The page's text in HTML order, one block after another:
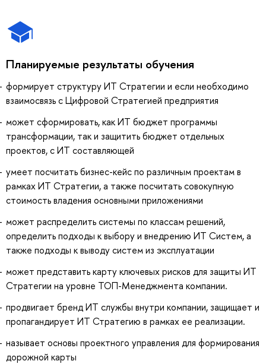
Планируемые результаты обучения
формирует структуру ИТ Стратегии и если необходимо
взаимосвязь с Цифровой Стратегией предприятия
может сформировать, как ИТ бюджет программы
трансформации, так и защитить бюджет отдельных
проектов, с ИТ составляющей
умеет посчитать бизнес-кейс по различным проектам в
рамках ИТ Стратегии, а также посчитать совокупную
стоимость владения основными приложениями
может распределить системы по классам решений,
определить подходы к выбору и внедрению ИТ Систем, а
также подходы к выводу систем из эксплуатации
может представить карту ключевых рисков для защиты ИТ
Стратегии на уровне ТОП-Менеджмента компании.
продвигает бренд ИТ службы внутри компании, защищает и
пропагандирует ИТ Стратегию в рамках ее реализации.
называет основы проектного управления для формирования
дорожной карты